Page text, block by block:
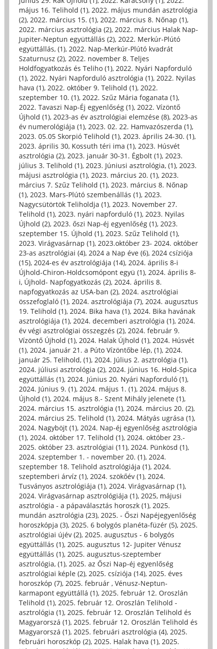
május 16. Telihold (1), 2022. május mundán asztrológia
(2), 2022. március 15. (1), 2022. március 8. Nőnap (1),
2022. március asztrológia (2), 2022. március Halak Nap-
Jupiter-Neptun együttállás (2), 2022. Merkúr-Plútó
együttállás, (1), 2022. Nap-Merkúr-Plútó kvadrát
Szaturnusz (2), 2022. november 8. Teljes
Holdfogyatkozás és Teliho (1), 2022. Nyári Napforduló
(1), 2022. Nyári Napforduló asztrológia (1), 2022. Nyilas
hava (1), 2022. október 9. Telihold (1), 2022.
szeptember 10. (1), 2022. Szűz Mária foganata (1),
2022. Tavaszi Nap-Éj egyenlőség (1), 2022. Vízöntő
Újhold (1), 2023-as év asztrológiai elemzése (8), 2023-as
év numerológiája (1), 2023. 02. 22. Hamvazószerda (1),
2023. 05.05 Skorpió Telihold (1), 2023. április 24-30. (1),
2023. április 30, Kossuth téri ima (1), 2023. Húsvét
asztrológia (2), 2023. január 30-31. Égbolt (1), 2023.
július 3. Telihold (1), 2023. Júniusi asztrológia, (1), 2023.
májusi asztrológia (1), 2023. március 20. (1), 2023.
március 7. Szűz Telihold (1), 2023. március 8. Nőnap
(1), 2023. Mars-Plútó szembenállás (1), 2023.
Nagycsütörtök Teliholdja (1), 2023. November 27.
Telihold (1), 2023. nyári napforduló (1), 2023. Nyilas
Újhold (2), 2023. őszi Nap-éj egyenlőség (1), 2023.
szeptember 15. Újhold (1), 2023. Szűz Telihold (1),
2023. Virágvasárnap (1), 2023.október 23- 2024. október
23-as asztrológiai (4), 2024 a Nap éve (6), 2024 csíziója
(15), 2024-es év asztrológiája (14), 2024. április 8-i
Újhold-Chiron-Holdcsomópont együ (1), 2024. április 8-
i, Újhold- Napfogyatkozás (2), 2024. április 8.
napfogyatkozás az USA-ban (2), 2024. asztrológiai
összefoglaló (1), 2024. asztrológiája (7), 2024. augusztus
19. Telihold (1), 2024. Bika hava (1), 2024. Bika havának
asztrológiája (1), 2024. decemberi asztrológia (1), 2024.
év végi asztrológiai összegzés (2), 2024. február 9.
Vízöntő Újhold (1), 2024. Halak Újhold (1), 2024. Húsvét
(1), 2024. január 21. a Púto Vízöntőbe lép, (1), 2024.
január 25. Telihold, (1), 2024. Július 2. asztrológia (1),
2024. júliusi asztrológia (2), 2024. június 16. Hold-Spica
együttállás (1), 2024. Június 20. Nyári Napforduló (1),
2024. Június 9. (1), 2024. május 1. (1), 2024. május 8.
Újhold (1), 2024. május 8.- Szent Mihály jelenete (1),
2024. március 15. asztrológia (1), 2024. március 20. (2),
2024. március 25. Telihold (1), 2024. Mátyás ugrása (1),
2024. Nagyböjt (1), 2024. Nap-éj egyenlőség asztrológia
(1), 2024. október 17. Telihold (1), 2024. október 23.-
2025. október 23. asztrológiai (11), 2024. Pünkösd (1),
2024. szeptember 1. - november 20. (1), 2024.
szeptember 18. Telihold asztrológiája (1), 2024.
szeptemberi árvíz (1), 2024. szökőév (1), 2024.
Tusványos asztrológiája (1), 2024. Virágvasárnap (1),
2024. Virágvasárnap asztrológiája (1), 2025, májusi
asztrológia - a pápaválasztás horoszk (1), 2025.
mundán asztrológia (23), 2025. - Őszi Napéjegyenlőség
horoszkópja (3), 2025. 6 bolygós planéta-füzér (5), 2025.
asztrológiai újév (2), 2025. augusztus - 6 bolygós
együttállás (1), 2025. augusztus 12- Jupiter Vénusz
együttállás (1), 2025. augusztus-szeptember
asztrológia, (1), 2025. az Őszi Nap-éj egyenlőség
asztrológiai képle (2), 2025. csíziója (14), 2025. éves
horoszkóp (7), 2025. február , Vénusz-Neptun-
karmapont együttállá (1), 2025. február 12. Oroszlán
Telihold (1), 2025. február 12. Oroszlán Telihold -
asztrológia (1), 2025. február 12. Oroszlán Telihold és
Magyarorszá (1), 2025. február 12. Oroszlán Telihold és
Magyarorszá (1), 2025. februári asztrológia (4), 2025.
februári horoszkóp (2), 2025. Halak hava (1), 2025.